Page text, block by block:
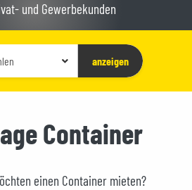
und Gewerbekunden
anzeigen
Container
einen Container mieten?